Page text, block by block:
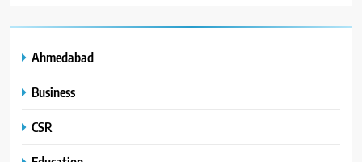
Ahmedabad
Business
CSR